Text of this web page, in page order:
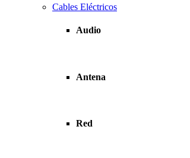
Cables Eléctricos
Audio
Antena
Red